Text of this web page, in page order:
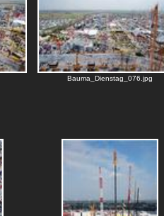
Bauma_Dienstag_076.jpg